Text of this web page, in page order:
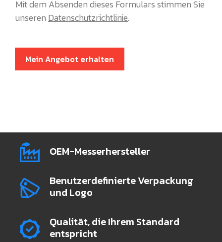
Mit dem Absenden dieses Formulars stimmen Sie
unseren Datenschutzrichtlinie.
Mein Angebot erhalten
OEM-Messerhersteller
Benutzerdefinierte Verpackung
und Logo
Qualität, die Ihrem Standard
entspricht